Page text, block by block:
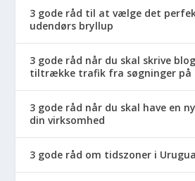
3 gode råd til at vælge det
udendørs bryllup
3 gode råd når du skal skrive
tiltrække trafik fra søgninger på
3 gode råd når du skal have en
din virksomhed
3 gode råd om tidszoner i